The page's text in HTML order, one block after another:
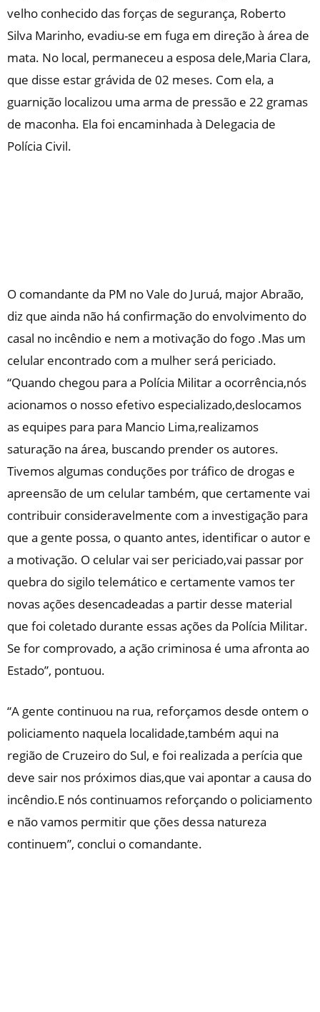
velho conhecido das forças de segurança, Roberto
Silva Marinho, evadiu-se em fuga em direção à área de
mata. No local, permaneceu a esposa dele,Maria Clara,
que disse estar grávida de 02 meses. Com ela, a
guarnição localizou uma arma de pressão e 22 gramas
de maconha. Ela foi encaminhada à Delegacia de
Polícia Civil.
O comandante da PM no Vale do Juruá, major Abraão,
diz que ainda não há confirmação do envolvimento do
casal no incêndio e nem a motivação do fogo .Mas um
celular encontrado com a mulher será periciado.
“Quando chegou para a Polícia Militar a ocorrência,nós
acionamos o nosso efetivo especializado,deslocamos
as equipes para para Mancio Lima,realizamos
saturação na área, buscando prender os autores.
Tivemos algumas conduções por tráfico de drogas e
apreensão de um celular também, que certamente vai
contribuir consideravelmente com a investigação para
que a gente possa, o quanto antes, identificar o autor e
a motivação. O celular vai ser periciado,vai passar por
quebra do sigilo telemático e certamente vamos ter
novas ações desencadeadas a partir desse material
que foi coletado durante essas ações da Polícia Militar.
Se for comprovado, a ação criminosa é uma afronta ao
Estado”, pontuou.
“A gente continuou na rua, reforçamos desde ontem o
policiamento naquela localidade,também aqui na
região de Cruzeiro do Sul, e foi realizada a perícia que
deve sair nos próximos dias,que vai apontar a causa do
incêndio.E nós continuamos reforçando o policiamento
e não vamos permitir que ções dessa natureza
continuem”, conclui o comandante.